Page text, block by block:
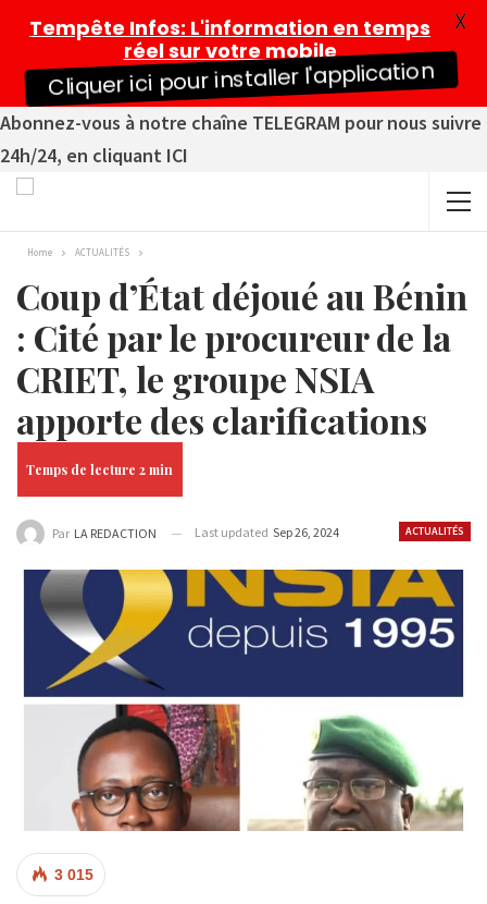
Abonnez-vous à notre chaîne TELEGRAM pour nous suivre
24h/24, en cliquant ICI
Home ACTUALITÉS
Coup d’État déjoué au Bénin
: Cité par le procureur de la
CRIET, le groupe NSIA
apporte des clarifications
ACTUALITÉS
Par LA REDACTION Last updated Sep 26, 2024
3 015
Tempête Infos: L'information en temps
réel sur votre mobile
Cliquer ici pour installer l'application
X